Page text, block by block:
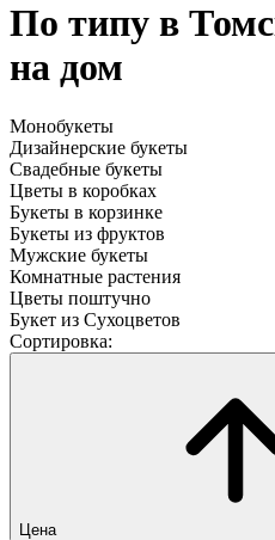
По типу в
на дом
Монобукеты
Дизайнерские букеты
Свадебные букеты
Цветы в коробках
Букеты в корзинке
Букеты из фруктов
Мужские букеты
Комнатные растения
Цветы поштучно
Букет из Сухоцветов
Сортировка:
Цена